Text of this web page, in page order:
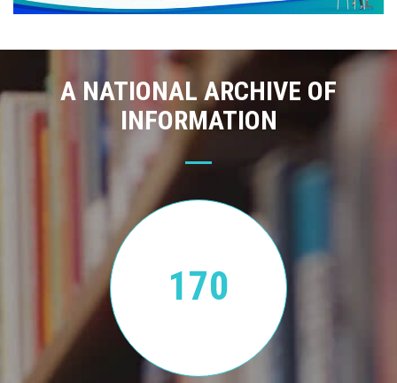
A NATIONAL ARCHIVE OF
INFORMATION
170